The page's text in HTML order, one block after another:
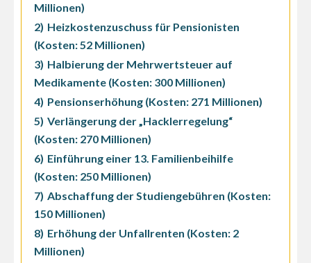
Millionen)
2) Heizkostenzuschuss für Pensionisten
(Kosten: 52 Millionen)
3) Halbierung der Mehrwertsteuer auf
Medikamente (Kosten: 300 Millionen)
4) Pensionserhöhung (Kosten: 271 Millionen)
5) Verlängerung der „Hacklerregelung“
(Kosten: 270 Millionen)
6) Einführung einer 13. Familienbeihilfe
(Kosten: 250 Millionen)
7) Abschaffung der Studiengebühren (Kosten:
150 Millionen)
8) Erhöhung der Unfallrenten (Kosten: 2
Millionen)